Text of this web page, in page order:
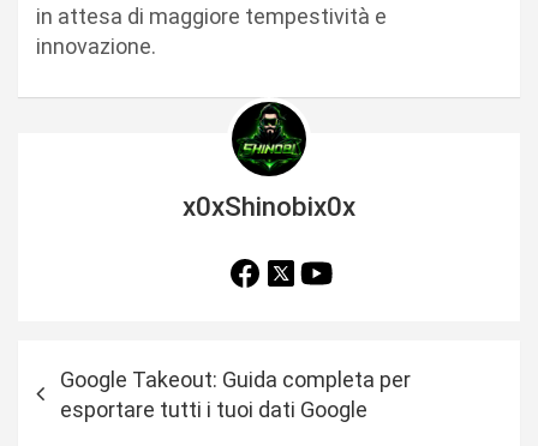
in attesa di maggiore tempestività e
innovazione.
x0xShinobix0x
Google Takeout: Guida completa per
esportare tutti i tuoi dati Google